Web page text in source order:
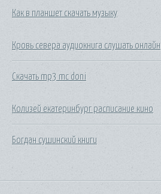
Как в планшет скачать музыку
Кровь севера аудиокнига слушать онлайн
Скачать mp3 mc doni
Колизей екатеринбург расписание кино
Богдан сушинский книги